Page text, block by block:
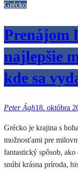
Grécko
Prenájom
najlepšie
kde sa
Peter Ágh18. októbra
Grécko je krajina s
možnosťami pre
fantastický spôsob,
snúbi krásna príroda,